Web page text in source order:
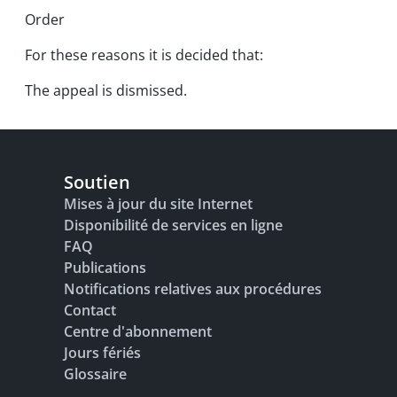
Order
For these reasons it is decided that:
The appeal is dismissed.
Soutien
Mises à jour du site Internet
Disponibilité de services en ligne
FAQ
Publications
Notifications relatives aux procédures
Contact
Centre d'abonnement
Jours fériés
Glossaire